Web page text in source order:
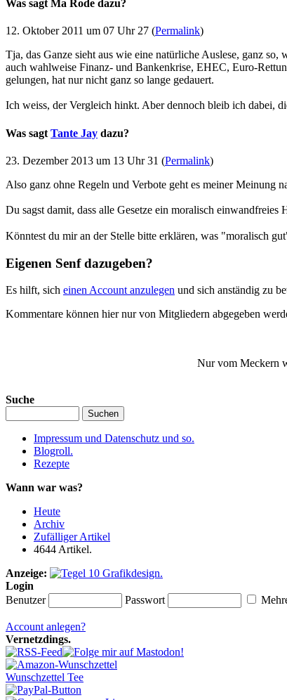
Was sagt Ma Rode dazu?
12. Oktober 2011 um 07 Uhr 27 (Permalink)
Tja, das Ganze sieht aus wie eine natürliche Auslese, ganz
auch wahlweise Finanz- und Bankenkrise, EHEC, Euro-
gelungen, hat nur nicht ganz so lange gedauert.
Ich weiss, der Vergleich hinkt. Aber dennoch bleib ich dabei,
Was sagt Tante Jay dazu?
23. Dezember 2013 um 13 Uhr 31 (Permalink)
Also ganz ohne Regeln und Verbote geht es meiner Meinung
Du sagst damit, dass alle Gesetze ein moralisch
Könntest du mir an der Stelle bitte erklären, was "moralisch
Eigenen Senf dazugeben?
Es hilft, sich einen Account anzulegen und sich anständig zu
Kommentare können hier nur von Mitgliedern abgegeben
Nur vom Meckern
Suche
Impressum und Datenschutz und so.
Blogroll.
Rezepte
Wann war was?
Heute
Archiv
Zufälliger Artikel
4644 Artikel.
Anzeige:
Login
Benutzer
Passwort
Account anlegen?
Vernetzdings.
Wunschzettel Tee